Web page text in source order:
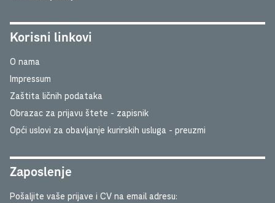
Korisni linkovi
O nama
Impressum
Zaštita ličnih podataka
Obrazac za prijavu štete - zapisnik
Opći uslovi za obavljanje kurirskih usluga - preuzmi
Zaposlenje
Pošaljite vaše prijave i CV na email adresu: